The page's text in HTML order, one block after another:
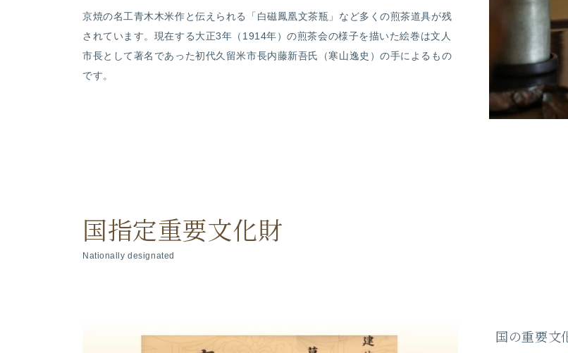
京焼の名工青木木米作と伝えられる「白磁鳳凰文茶瓶」など多くの煎茶道具が残
されています。現在する大正3年（1914年）の煎茶会の様子を描いた絵巻は文人
市長として著名であった初代久留米市長内藤新吾氏（寒山逸史）の手によるもの
です。
国指定重要文化財
Nationally designated
国の重要文